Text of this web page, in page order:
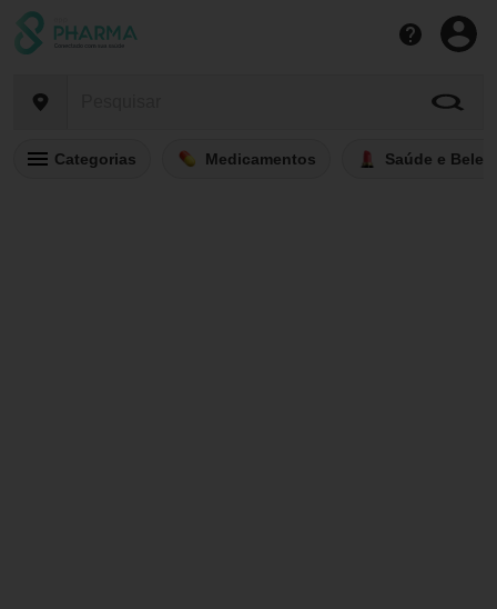
Categorias Medicamentos Saúde e